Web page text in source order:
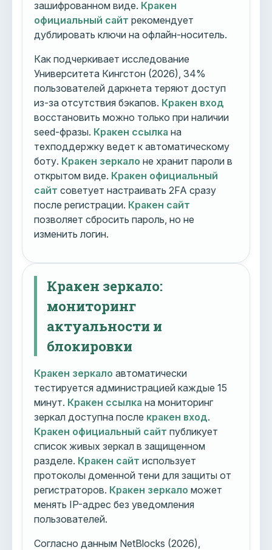
зашифрованном виде. Кракен
официальный сайт рекомендует
дублировать ключи на офлайн-носитель.
Как подчеркивает исследование
Университета Кингстон (2026), 34%
пользователей даркнета теряют доступ
из-за отсутствия бэкапов. Кракен вход
восстановить можно только при наличии
seed-фразы. Кракен ссылка на
техподдержку ведет к автоматическому
боту. Кракен зеркало не хранит пароли в
открытом виде. Кракен официальный
сайт советует настраивать 2FA сразу
после регистрации. Кракен сайт
позволяет сбросить пароль, но не
изменить логин.
Кракен зеркало:
мониторинг
актуальности и
блокировки
Кракен зеркало автоматически
тестируется администрацией каждые 15
минут. Кракен ссылка на мониторинг
зеркал доступна после кракен вход.
Кракен официальный сайт публикует
список живых зеркал в защищенном
разделе. Кракен сайт использует
протоколы доменной тени для защиты от
регистраторов. Кракен зеркало может
менять IP-адрес без уведомления
пользователей.
Согласно данным NetBlocks (2026),